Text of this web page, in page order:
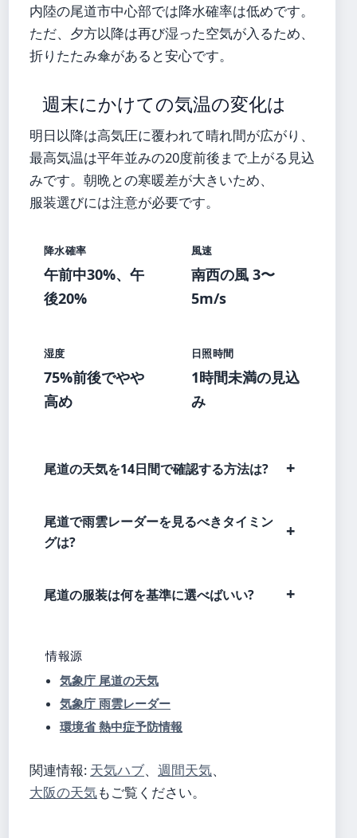
内陸の尾道市中心部では降水確率は低めです。
ただ、夕方以降は再び湿った空気が入るため、
折りたたみ傘があると安心です。
週末にかけての気温の変化は
明日以降は高気圧に覆われて晴れ間が広がり、
最高気温は平年並みの20度前後まで上がる見込
みです。朝晩との寒暖差が大きいため、
服装選びには注意が必要です。
降水確率
午前中30%、午
後20%
風速
南西の風 3〜
5m/s
湿度
75%前後でやや
高め
日照時間
1時間未満の見込
み
尾道の天気を14日間で確認する方法は?
尾道で雨雲レーダーを見るべきタイミン
グは?
尾道の服装は何を基準に選べばいい?
情報源
気象庁 尾道の天気
気象庁 雨雲レーダー
環境省 熱中症予防情報
関連情報: 天気ハブ、 週間天気、
大阪の天気もご覧ください。